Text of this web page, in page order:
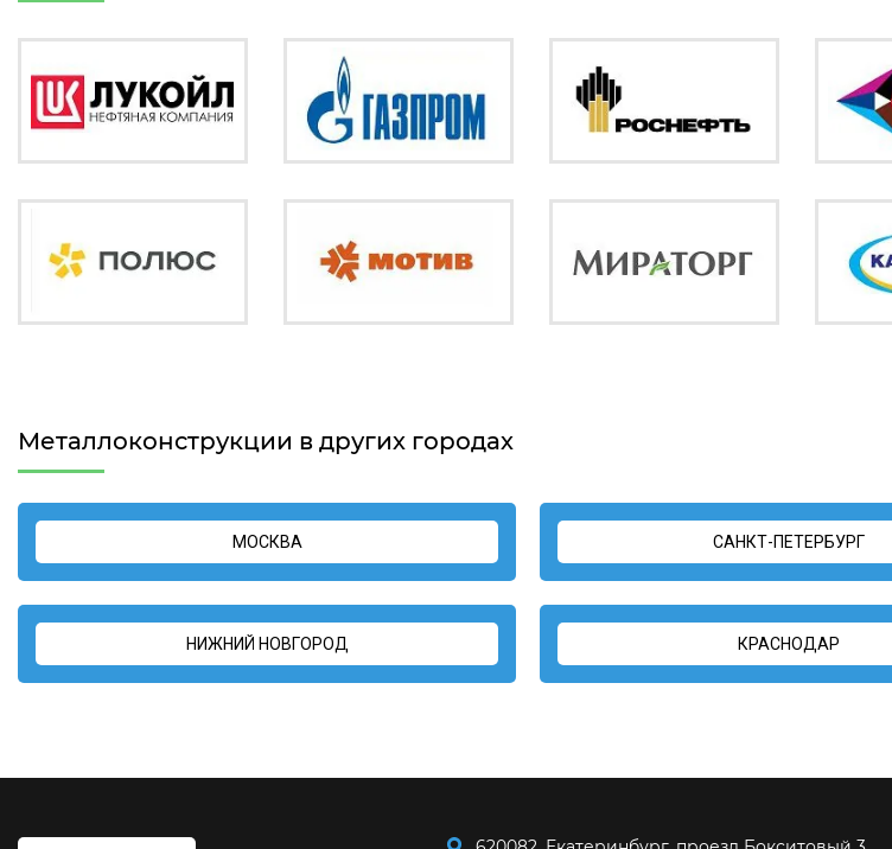
Металлоконструкции в других городах
МОСКВА САНКТ-ПЕТЕРБУРГ
НИЖНИЙ НОВГОРОД КРАСНОДАР